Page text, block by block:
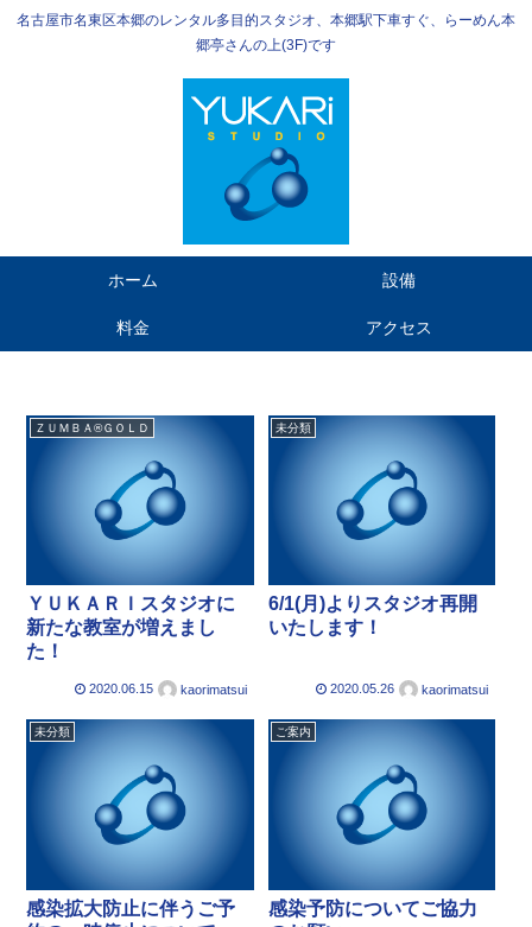
名古屋市名東区本郷のレンタル多目的スタジオ、本郷駅下車すぐ、らーめん本
郷亭さんの上(3F)です
ホーム 設備
料金 アクセス
ＺＵＭＢＡ®ＧＯＬＤ
ＹＵＫＡＲＩスタジオに
新たな教室が増えまし
た！
2020.06.15 kaorimatsui
未分類
6/1(月)よりスタジオ再開
いたします！
2020.05.26 kaorimatsui
未分類
感染拡大防止に伴うご予
ご案内
感染予防についてご協力